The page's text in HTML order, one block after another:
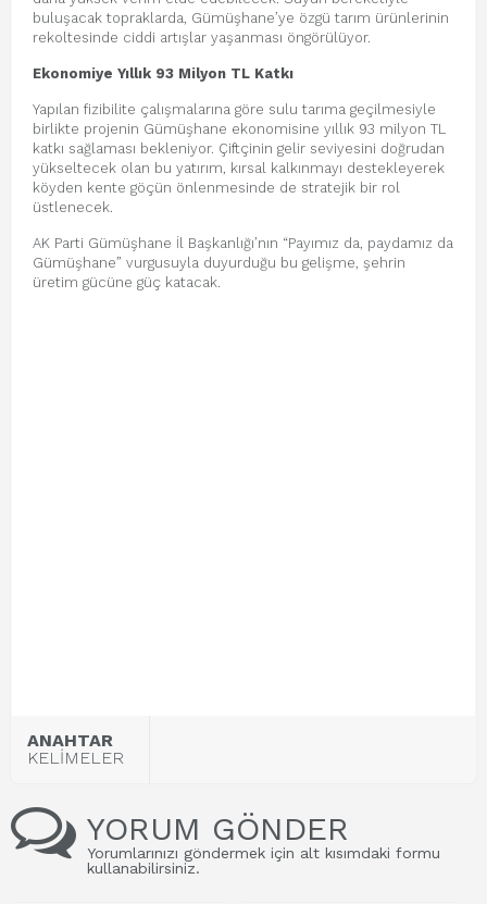
buluşacak topraklarda, Gümüşhane’ye özgü tarım ürünlerinin
rekoltesinde ciddi artışlar yaşanması öngörülüyor.
Ekonomiye Yıllık 93 Milyon TL Katkı
Yapılan fizibilite çalışmalarına göre sulu tarıma geçilmesiyle
birlikte projenin Gümüşhane ekonomisine yıllık 93 milyon TL
katkı sağlaması bekleniyor. Çiftçinin gelir seviyesini doğrudan
yükseltecek olan bu yatırım, kırsal kalkınmayı destekleyerek
köyden kente göçün önlenmesinde de stratejik bir rol
üstlenecek.
AK Parti Gümüşhane İl Başkanlığı’nın “Payımız da, paydamız da
Gümüşhane” vurgusuyla duyurduğu bu gelişme, şehrin
üretim gücüne güç katacak.
ANAHTAR
KELİMELER
YORUM GÖNDER
Yorumlarınızı göndermek için alt kısımdaki formu
kullanabilirsiniz.